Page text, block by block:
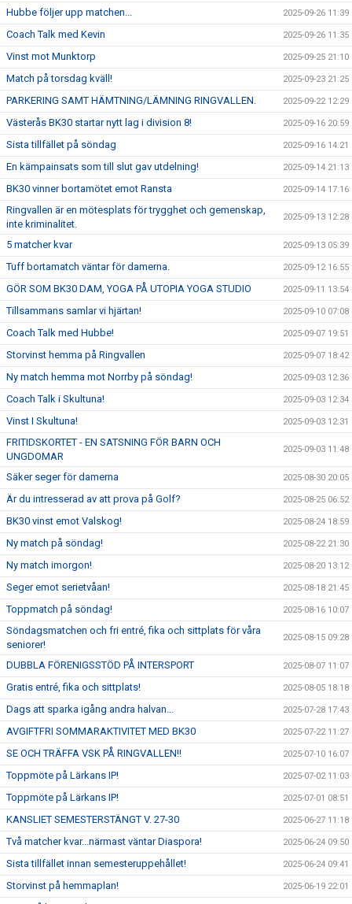
Hubbe följer upp matchen... 2025-09-26 11:39
Coach Talk med Kevin 2025-09-26 11:35
Vinst mot Munktorp 2025-09-25 21:10
Match på torsdag kväll! 2025-09-23 21:25
PARKERING SAMT HÄMTNING/LÄMNING RINGVALLEN. 2025-09-22 12:29
Västerås BK30 startar nytt lag i division 8! 2025-09-16 20:59
Sista tillfället på söndag 2025-09-16 14:21
En kämpainsats som till slut gav utdelning! 2025-09-14 21:13
BK30 vinner bortamötet emot Ransta 2025-09-14 17:16
Ringvallen är en mötesplats för trygghet och gemenskap,
inte kriminalitet.
2025-09-13 12:28
5 matcher kvar 2025-09-13 05:39
Tuff bortamatch väntar för damerna. 2025-09-12 16:55
GÖR SOM BK30 DAM, YOGA PÅ UTOPIA YOGA STUDIO 2025-09-11 13:54
Tillsammans samlar vi hjärtan! 2025-09-10 07:08
Coach Talk med Hubbe! 2025-09-07 19:51
Storvinst hemma på Ringvallen 2025-09-07 18:42
Ny match hemma mot Norrby på söndag! 2025-09-03 12:36
Coach Talk i Skultuna! 2025-09-03 12:34
Vinst I Skultuna! 2025-09-03 12:31
FRITIDSKORTET - EN SATSNING FÖR BARN OCH
UNGDOMAR
2025-09-03 11:48
Säker seger för damerna 2025-08-30 20:05
Är du intresserad av att prova på Golf? 2025-08-25 06:52
BK30 vinst emot Valskog! 2025-08-24 18:59
Ny match på söndag! 2025-08-22 21:30
Ny match imorgon! 2025-08-20 13:12
Seger emot serietvåan! 2025-08-18 21:45
Toppmatch på söndag! 2025-08-16 10:07
Söndagsmatchen och fri entré, fika och sittplats för våra
seniorer!
2025-08-15 09:28
DUBBLA FÖRENIGSSTÖD PÅ INTERSPORT 2025-08-07 11:07
Gratis entré, fika och sittplats! 2025-08-05 18:18
Dags att sparka igång andra halvan... 2025-07-28 17:43
AVGIFTFRI SOMMARAKTIVITET MED BK30 2025-07-22 11:27
SE OCH TRÄFFA VSK PÅ RINGVALLEN!! 2025-07-10 16:07
Toppmöte på Lärkans IP! 2025-07-02 11:03
Toppmöte på Lärkans IP! 2025-07-01 08:51
KANSLIET SEMESTERSTÄNGT V. 27-30 2025-06-27 11:18
Två matcher kvar...närmast väntar Diaspora! 2025-06-24 09:50
Sista tillfället innan semesteruppehållet! 2025-06-24 09:41
Storvinst på hemmaplan! 2025-06-19 22:01